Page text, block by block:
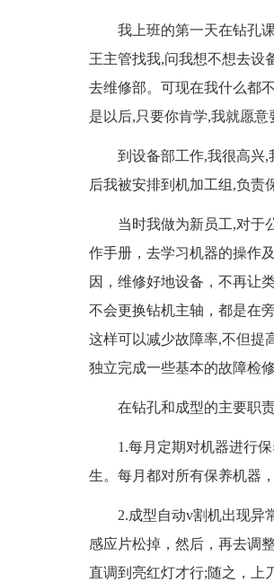
我上班的第一天在钻孔课
王主管找我,问我想不想去设
去维修部。可现在我什么都
是以后,只要你肯学,我就愿意
到设备部工作,我很高兴,我
后我被安排到机加工组,负责
当时我做为新员工,对于公
作手册，去学习机器的操作
因，维修好地设备，不再让
不会更换钻机主轴，都是在
这样可以减少故障率,不但提
独立完成一些基本的故障检修
在钻孔和成型的主要职责
1.每月定期对机器进行保
生。每月都对所有保养机器
2.成型自动v割机出现异常
感应片松掉，然后，再去调
直调到亮红灯才行;随之，上